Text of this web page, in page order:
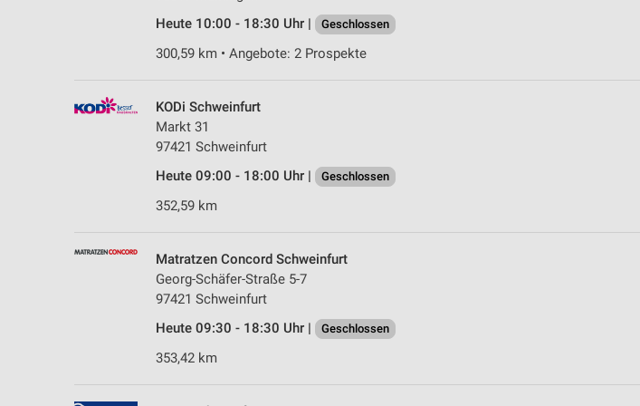
Heute 10:00 - 18:30 Uhr |
Geschlossen
300,59 km • Angebote: 2 Prospekte
KODi Schweinfurt
Markt 31
97421 Schweinfurt
Heute 09:00 - 18:00 Uhr |
Geschlossen
352,59 km
Matratzen Concord Schweinfurt
Georg-Schäfer-Straße 5-7
97421 Schweinfurt
Heute 09:30 - 18:30 Uhr |
Geschlossen
353,42 km